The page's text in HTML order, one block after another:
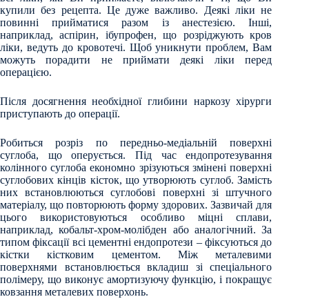
купили без рецепта. Це дуже важливо. Деякі ліки не
повинні прийматися разом із анестезією. Інші,
наприклад, аспірин, ібупрофен, що розріджують кров
ліки, ведуть до кровотечі. Щоб уникнути проблем, Вам
можуть порадити не приймати деякі ліки перед
операцією.
Після досягнення необхідної глибини наркозу хірурги
приступають до операції.
Робиться розріз по передньо-медіальній поверхні
суглоба, що оперується. Під час ендопротезування
колінного суглоба економно зрізуються змінені поверхні
суглобових кінців кісток, що утворюють суглоб. Замість
них встановлюються суглобові поверхні зі штучного
матеріалу, що повторюють форму здорових. Зазвичай для
цього використовуються особливо міцні сплави,
наприклад, кобальт-хром-молібден або аналогічний. За
типом фіксації всі цементні ендопротези – фіксуються до
кістки кістковим цементом. Між металевими
поверхнями встановлюється вкладиш зі спеціального
полімеру, що виконує амортизуючу функцію, і покращує
ковзання металевих поверхонь.